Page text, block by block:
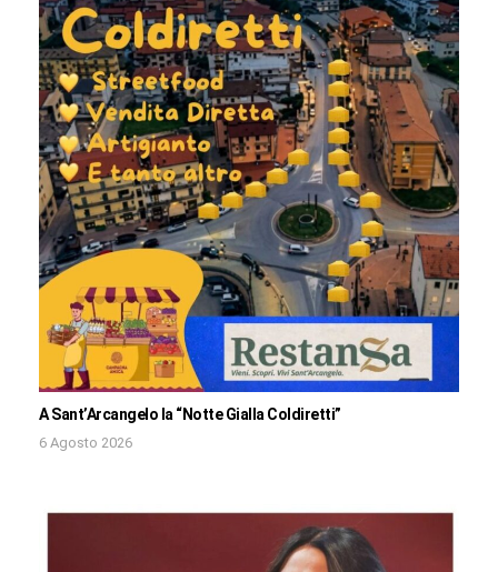
A Sant’Arcangelo la “Notte Gialla Coldiretti”
6 Agosto 2026